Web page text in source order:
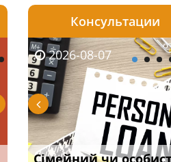
2026-08-06
Документи, на яких не
2026-08-07
Огляд практики ВС від
Консультации
2026-08-07
Сімейний чи
2026-07-30
Восьмий ААС